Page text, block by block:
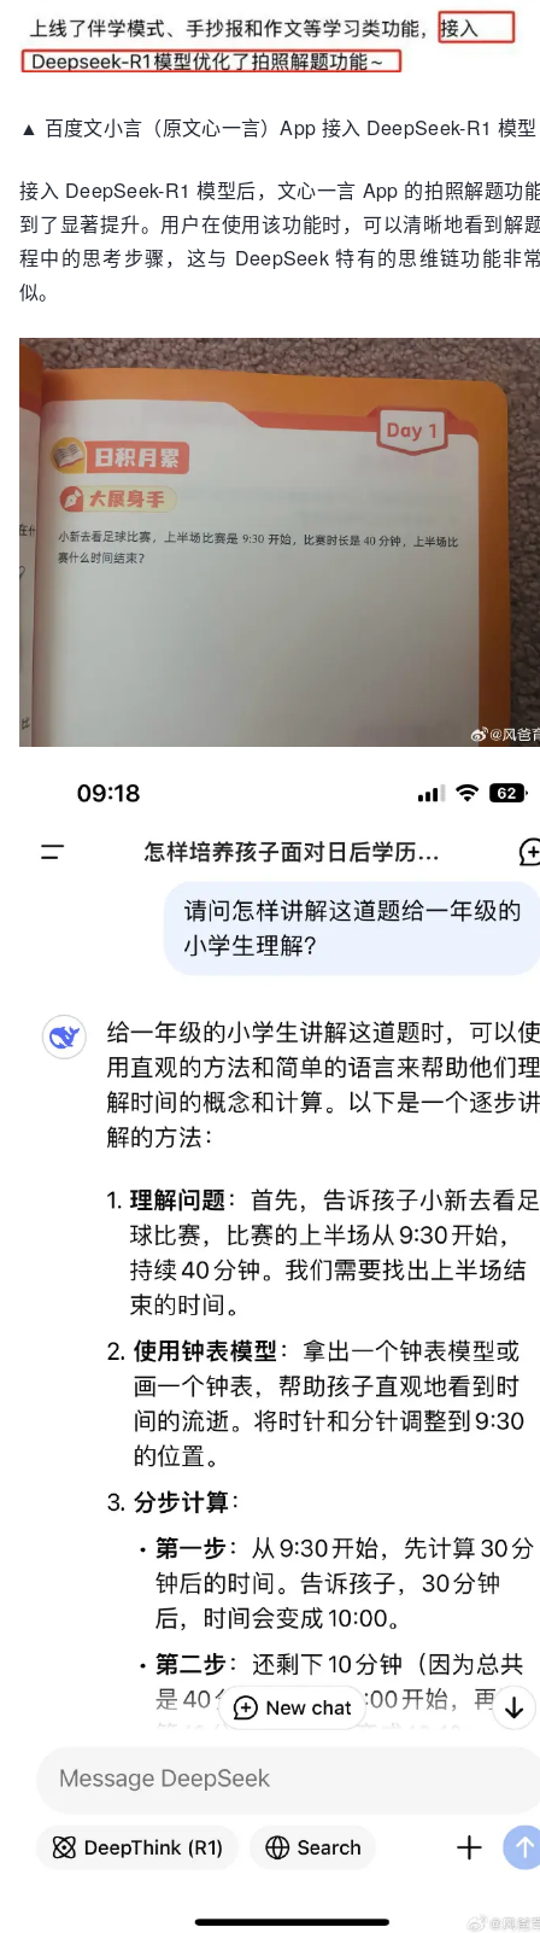
▲ 百度文小言（原文心一言）App 接入 DeepSeek-R1 模型
接入 DeepSeek-R1 模型后，文心一言 App 的拍照解题功
到了显著提升。用户在使用该功能时，可以清晰地看到解
程中的思考步骤，这与 DeepSeek 特有的思维链功能非
似。